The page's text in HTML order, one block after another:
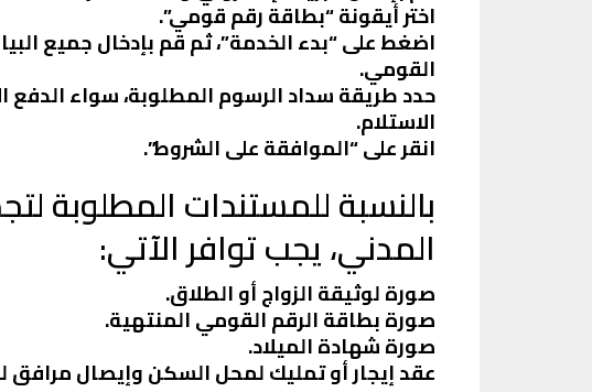
اختر أيقونة “بطاقة رقم قومي”.
اضغط على “بدء الخدمة”، ثم قم بإدخال جميع
القومي.
حدد طريقة سداد الرسوم المطلوبة، سواء الدفع
الاستلام.
انقر على “الموافقة على الشروط”.
بالنسبة للمستندات المطلوبة
المدني، يجب توافر الآتي:
صورة لوثيقة الزواج أو الطلاق.
صورة بطاقة الرقم القومي المنتهية.
صورة شهادة الميلاد.
عقد إيجار أو تمليك لمحل السكن وإيصال مرافق